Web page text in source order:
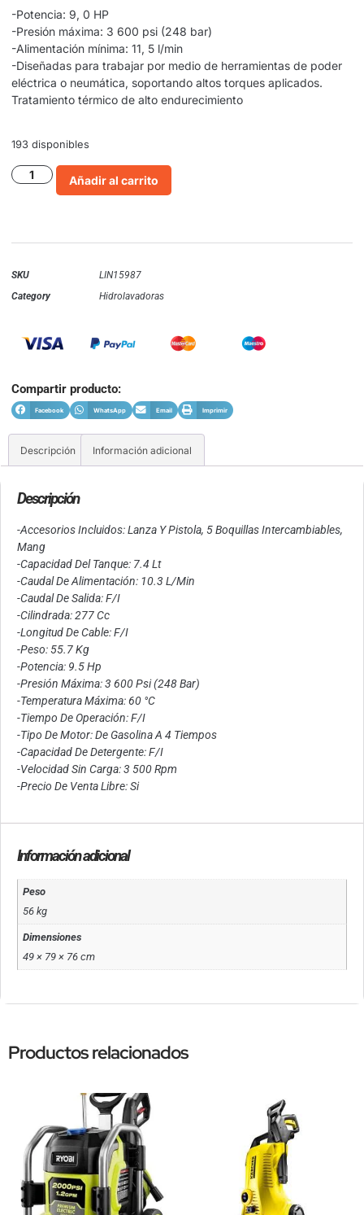
-Potencia: 9, 0 HP
-Presión máxima: 3 600 psi (248 bar)
-Alimentación mínima: 11, 5 l/min
-Diseñadas para trabajar por medio de herramientas de poder
eléctrica o neumática, soportando altos torques aplicados.
Tratamiento térmico de alto endurecimiento
193 disponibles
Añadir al carrito
SKU
LIN15987
Category
Hidrolavadoras
Compartir producto:
Facebook WhatsApp Email Imprimir
Descripción Información adicional
Descripción
-Accesorios Incluidos: Lanza Y Pistola, 5 Boquillas Intercambiables,
Mang
-Capacidad Del Tanque: 7.4 Lt
-Caudal De Alimentación: 10.3 L/Min
-Caudal De Salida: F/I
-Cilindrada: 277 Cc
-Longitud De Cable: F/I
-Peso: 55.7 Kg
-Potencia: 9.5 Hp
-Presión Máxima: 3 600 Psi (248 Bar)
-Temperatura Máxima: 60 °C
-Tiempo De Operación: F/I
-Tipo De Motor: De Gasolina A 4 Tiempos
-Capacidad De Detergente: F/I
-Velocidad Sin Carga: 3 500 Rpm
-Precio De Venta Libre: Si
Información adicional
Peso
56 kg
Dimensiones
49 × 79 × 76 cm
Productos relacionados